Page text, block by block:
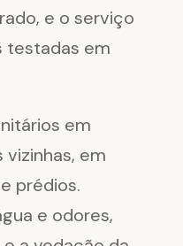
e o serviço
testadas em
em
em
prédios.
e odores,